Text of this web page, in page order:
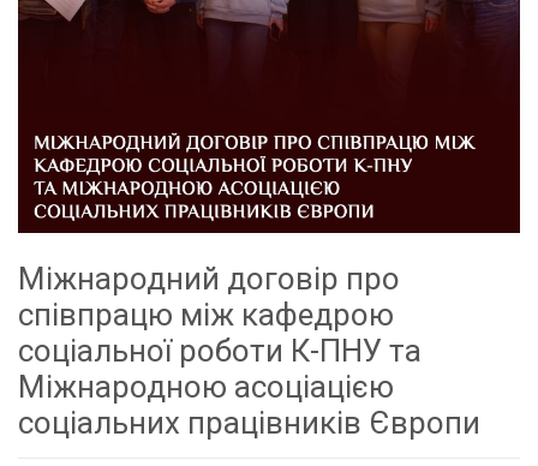
Міжнародний договір про
співпрацю між кафедрою
соціальної роботи К-ПНУ та
Міжнародною асоціацією
соціальних працівників Європи